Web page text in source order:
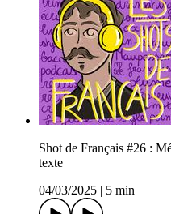
Shot de Français #26 :
texte
04/03/2025 | 5 min